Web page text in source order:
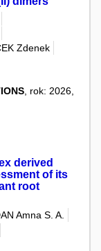
Zdenek
, rok: 2026,
derived
of its
root
Amna S. A.